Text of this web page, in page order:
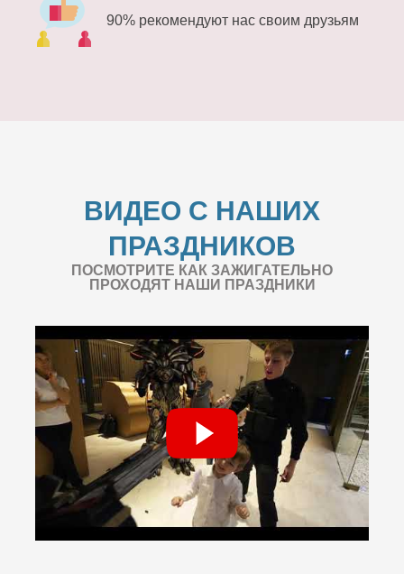
90% рекомендуют нас своим друзьям
ВИДЕО С НАШИХ
ПРАЗДНИКОВ
ПОСМОТРИТЕ КАК ЗАЖИГАТЕЛЬНО
ПРОХОДЯТ НАШИ ПРАЗДНИКИ